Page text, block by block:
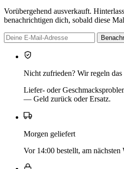
Vorübergehend ausverkauft.
benachrichtigen dich, sobald diese
Nicht zufrieden? Wir regeln das
Liefer- oder
— Geld zurück oder Ersatz.
Morgen geliefert
Vor 14:00 bestellt, am